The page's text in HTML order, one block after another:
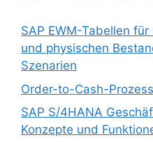
SAP EWM-Tabellen
und physischen
Szenarien
Order-to-Cash-
SAP S/4HANA
Konzepte und